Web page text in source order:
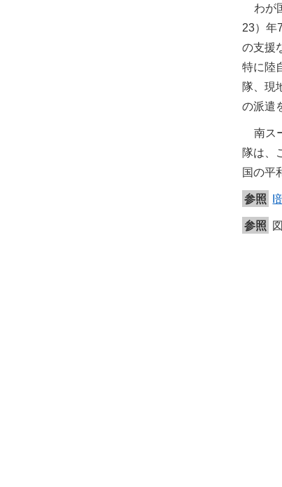
わが
23）年
の支援
特に陸
隊、現
の派遣
南ス
隊は、
国の平
参照 I
参照